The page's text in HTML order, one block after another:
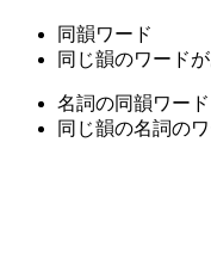
同韻ワード
同じ韻のワード
名詞の同韻ワード
同じ韻の名詞の